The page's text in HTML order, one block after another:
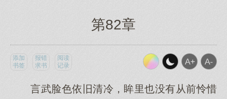
第82章
添加
书签
报错
求书
阅读
记录
言武脸色依旧清冷，眸里也没有从前怜惜